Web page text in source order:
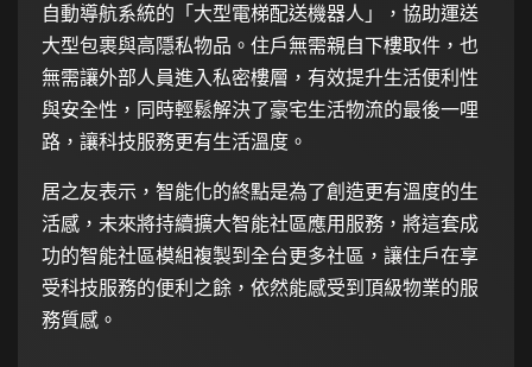
自動導航系統的「大型電梯配送機器人」，協助運送
大型包裹與高隱私物品。住戶無需親自下樓取件，也
無需讓外部人員進入私密樓層，有效提升生活便利性
與安全性，同時輕鬆解決了豪宅生活物流的最後一哩
路，讓科技服務更有生活溫度。
居之友表示，智能化的終點是為了創造更有溫度的生
活感，未來將持續擴大智能社區應用服務，將這套成
功的智能社區模組複製到全台更多社區，讓住戶在享
受科技服務的便利之餘，依然能感受到頂級物業的服
務質感。